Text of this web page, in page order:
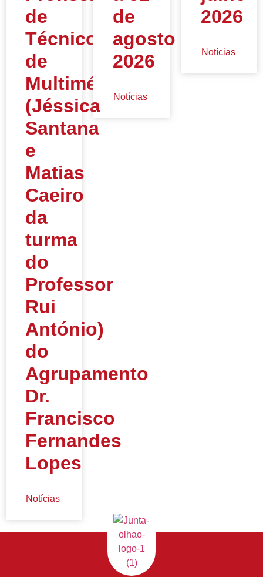
de
Técnico
de
Multimédia
(Jéssica
Santana
e
Matias
Caeiro
da
turma
do
Professor
Rui
António)
do
Agrupamento
Dr.
Francisco
Fernandes
Lopes
Notícias
de
agosto
2026
Notícias
2026
Notícias